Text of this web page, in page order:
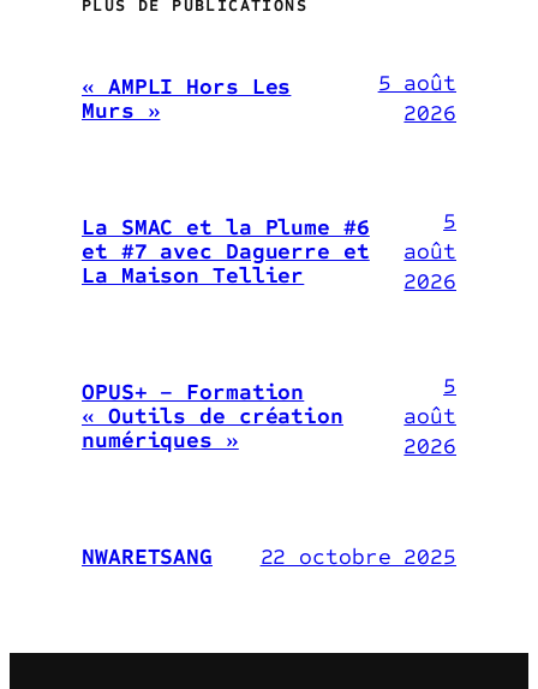
PLUS DE PUBLICATIONS
« AMPLI Hors Les
Murs »
5 août
2026
La SMAC et la Plume #6
et #7 avec Daguerre et
La Maison Tellier
5
août
2026
OPUS+ – Formation
« Outils de création
numériques »
5
août
2026
NWARETSANG 22 octobre 2025